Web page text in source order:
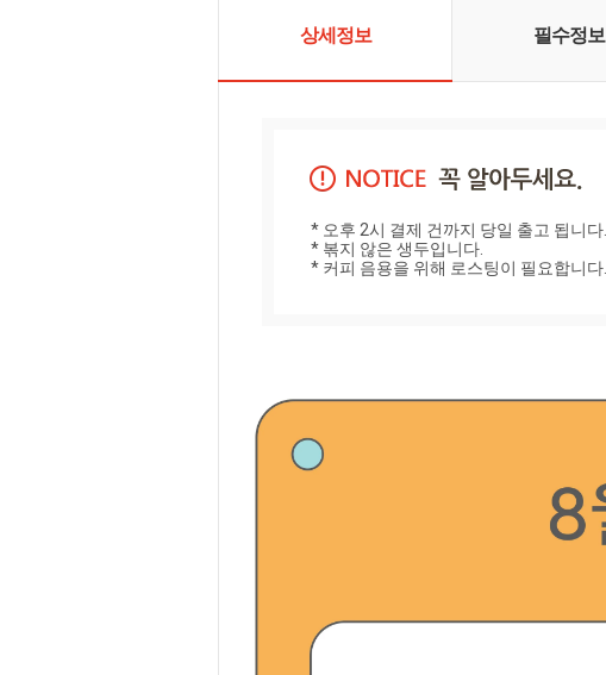
상세정보 필수정보
* 오후 2시 결제 건까지 당일 출고 됩니다.
* 볶지 않은 생두입니다.
* 커피 음용을 위해 로스팅이 필요합니다.